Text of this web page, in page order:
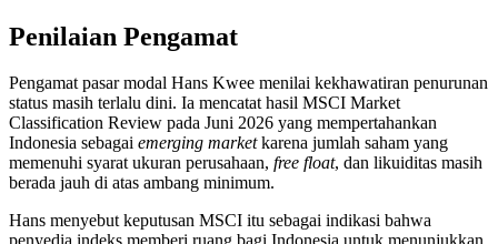
Penilaian Pengamat
Pengamat pasar modal Hans Kwee menilai kekhawatiran penurunan
status masih terlalu dini. Ia mencatat hasil MSCI Market
Classification Review pada Juni 2026 yang mempertahankan
Indonesia sebagai emerging marketkarena jumlah saham yang
memenuhi syarat ukuran perusahaan, free float, dan likuiditas masih
berada jauh di atas ambang minimum.
Hans menyebut keputusan MSCI itu sebagai indikasi bahwa